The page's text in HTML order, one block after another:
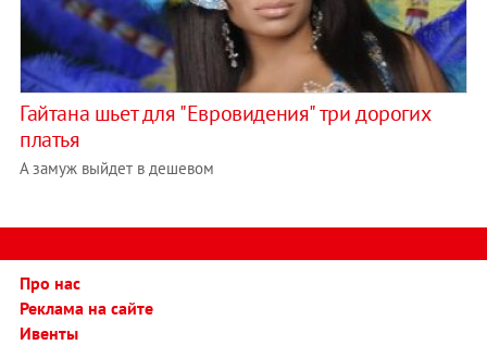
Гайтана шьет для "Евровидения" три дорогих
платья
А замуж выйдет в дешевом
Про нас
Реклама на сайте
Ивенты